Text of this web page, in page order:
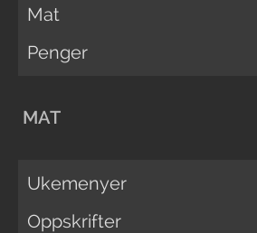
Mat
Penger
MAT
Ukemenyer
Oppskrifter